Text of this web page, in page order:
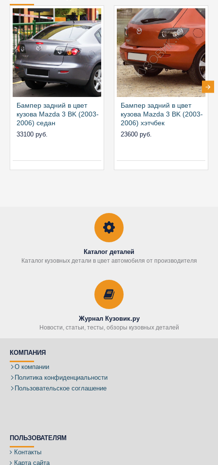
Бампер задний в цвет
кузова Mazda 3 BK (2003-
2006) седан
33100 руб.
Бампер задний в цвет
кузова Mazda 3 BK (2003-
2006) хэтчбек
23600 руб.
Каталог деталей
Каталог кузовных детали в цвет автомобиля от производителя
Журнал Кузовик.ру
Новости, статьи, тесты, обзоры кузовных деталей
КОМПАНИЯ
О компании
Политика конфиденциальности
Пользовательское соглашение
ПОЛЬЗОВАТЕЛЯМ
Контакты
Карта сайта